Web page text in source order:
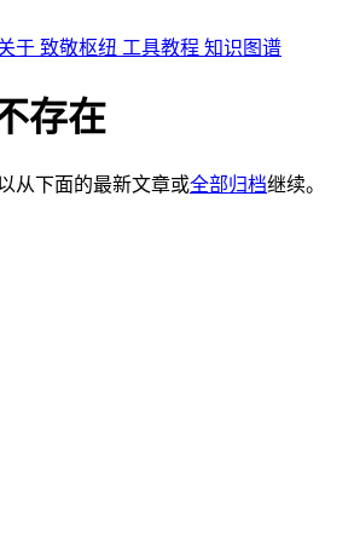
于 致敬枢纽 工具教程 知识图谱
存在
从下面的最新文章或全部归档继续。